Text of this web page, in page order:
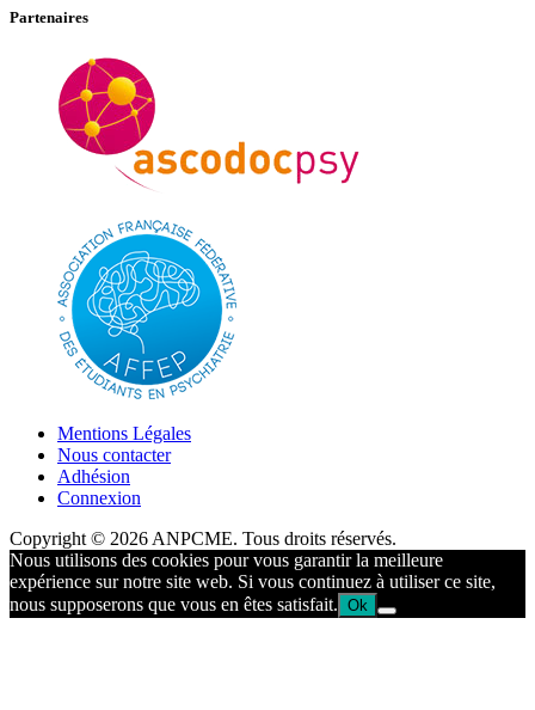
Partenaires
Mentions Légales
Nous contacter
Adhésion
Connexion
Copyright © 2026 ANPCME. Tous droits réservés.
Nous utilisons des cookies pour vous garantir la meilleure
expérience sur notre site web. Si vous continuez à utiliser ce site,
nous supposerons que vous en êtes satisfait. Ok